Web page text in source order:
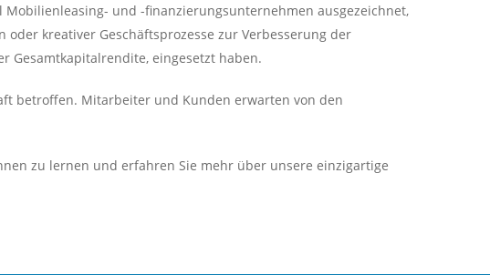
und -finanzierungsunternehmen ausgezeichnet,
kreativer Geschäftsprozesse zur Verbesserung der
Gesamtkapitalrendite, eingesetzt haben.
betroffen. Mitarbeiter und Kunden erwarten von den
zu lernen und erfahren Sie mehr über unsere einzigartige